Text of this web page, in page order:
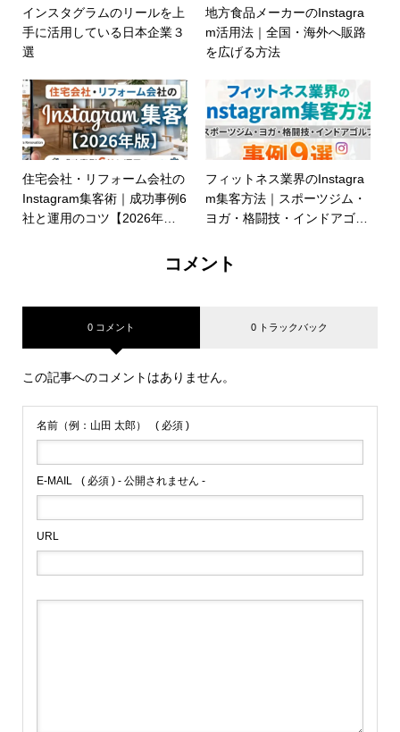
インスタグラムのリールを上
手に活用している日本企業３
選
地方食品メーカーのInstagra
m活用法｜全国・海外へ販路
を広げる方法
住宅会社・リフォーム会社の
Instagram集客術｜成功事例6
社と運用のコツ【2026年
フィットネス業界のInstagra
m集客方法｜スポーツジム・
ヨガ・格闘技・インドアゴル
コメント
0 コメント 0 トラックバック
この記事へのコメントはありません。
名前（例：山田 太郎） ( 必須 )
E-MAIL ( 必須 ) - 公開されません -
URL